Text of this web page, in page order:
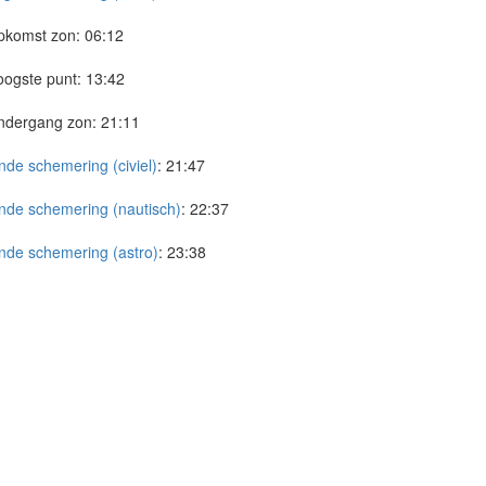
zon: 06:12
punt: 13:42
zon: 21:11
schemering (civiel): 21:47
schemering (nautisch): 22:37
schemering (astro): 23:38